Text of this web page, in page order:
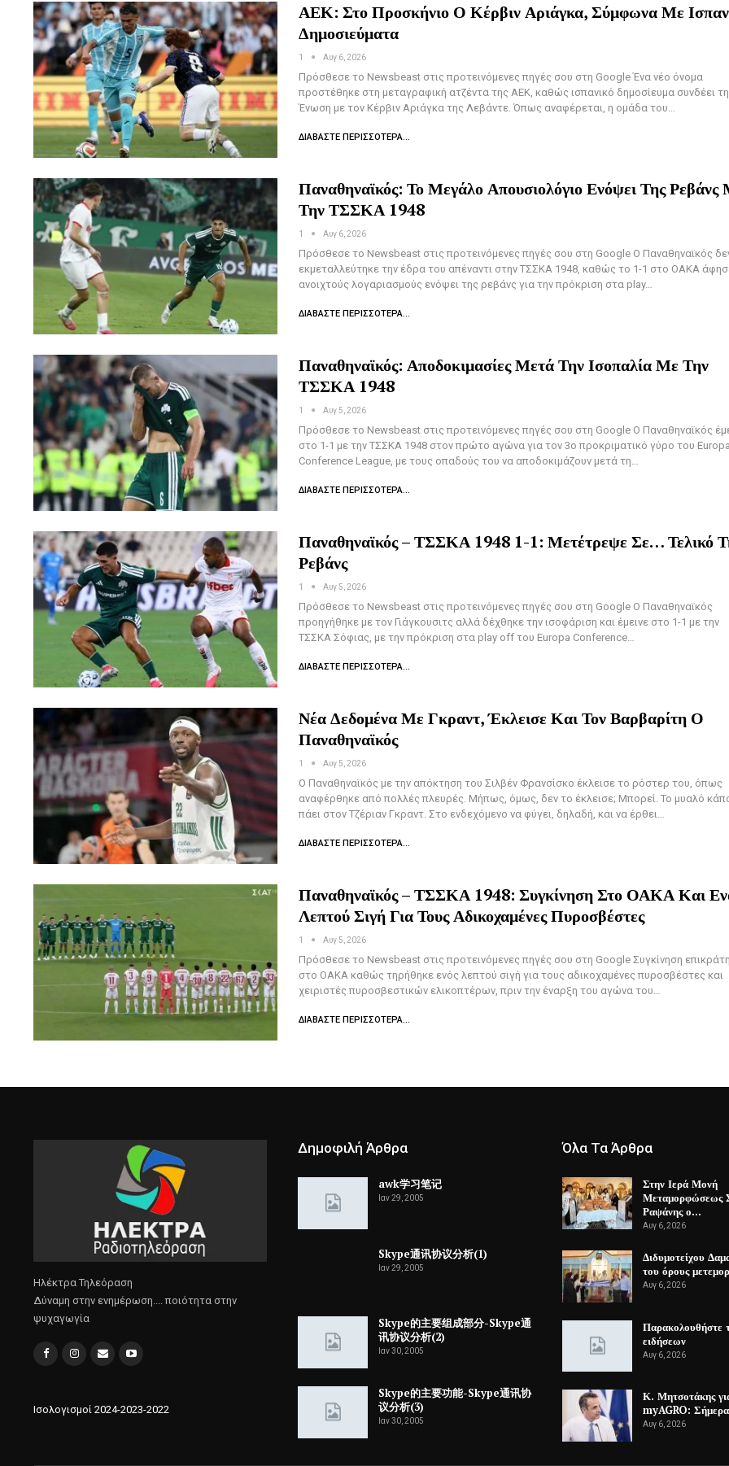
ΑΕΚ: Στο Προσκήνιο Ο Κέρβιν Αριάγκα, Σύμφωνα Με
Δημοσιεύματα
1 Αυγ 6, 2026
Πρόσθεσε το Newsbeast στις προτεινόμενες πηγές σου στη Google Ένα νέο όνομα
προστέθηκε στη μεταγραφική ατζέντα της ΑΕΚ, καθώς ισπανικό δημοσίευμα συνδέει
Ένωση με τον Κέρβιν Αριάγκα της Λεβάντε. Όπως αναφέρεται, η ομάδα του…
ΔΙΑΒΆΣΤΕ ΠΕΡΙΣΣΌΤΕΡΑ...
Παναθηναϊκός: Το Μεγάλο Απουσιολόγιο Ενόψει Της Ρεβάνς
Την ΤΣΣΚΑ 1948
1 Αυγ 6, 2026
Πρόσθεσε το Newsbeast στις προτεινόμενες πηγές σου στη Google Ο Παναθηναϊκός
εκμεταλλεύτηκε την έδρα του απέναντι στην ΤΣΣΚΑ 1948, καθώς το 1-1 στο ΟΑΚΑ
ανοιχτούς λογαριασμούς ενόψει της ρεβάνς για την πρόκριση στα play…
ΔΙΑΒΆΣΤΕ ΠΕΡΙΣΣΌΤΕΡΑ...
Παναθηναϊκός: Αποδοκιμασίες Μετά Την Ισοπαλία Με Την
ΤΣΣΚΑ 1948
1 Αυγ 5, 2026
Πρόσθεσε το Newsbeast στις προτεινόμενες πηγές σου στη Google Ο Παναθηναϊκός
στο 1-1 με την ΤΣΣΚΑ 1948 στον πρώτο αγώνα για τον 3ο προκριματικό γύρο του Europa
Conference League, με τους οπαδούς του να αποδοκιμάζουν μετά τη…
ΔΙΑΒΆΣΤΕ ΠΕΡΙΣΣΌΤΕΡΑ...
Παναθηναϊκός – ΤΣΣΚΑ 1948 1-1: Μετέτρεψε Σε… Τελικό
Ρεβάνς
1 Αυγ 5, 2026
Πρόσθεσε το Newsbeast στις προτεινόμενες πηγές σου στη Google Ο Παναθηναϊκός
προηγήθηκε με τον Γιάγκουσιτς αλλά δέχθηκε την ισοφάριση και έμεινε στο 1-1 με την
ΤΣΣΚΑ Σόφιας, με την πρόκριση στα play off του Europa Conference…
ΔΙΑΒΆΣΤΕ ΠΕΡΙΣΣΌΤΕΡΑ...
Νέα Δεδομένα Με Γκραντ, Έκλεισε Και Τον Βαρβαρίτη Ο
Παναθηναϊκός
1 Αυγ 5, 2026
Ο Παναθηναϊκός με την απόκτηση του Σιλβέν Φρανσίσκο έκλεισε το ρόστερ του, όπως
αναφέρθηκε από πολλές πλευρές. Μήπως, όμως, δεν το έκλεισε; Μπορεί. Το μυαλό
πάει στον Τζέριαν Γκραντ. Στο ενδεχόμενο να φύγει, δηλαδή, και να έρθει…
ΔΙΑΒΆΣΤΕ ΠΕΡΙΣΣΌΤΕΡΑ...
Παναθηναϊκός – ΤΣΣΚΑ 1948: Συγκίνηση Στο ΟΑΚΑ Και
Λεπτού Σιγή Για Τους Αδικοχαμένες Πυροσβέστες
1 Αυγ 5, 2026
Πρόσθεσε το Newsbeast στις προτεινόμενες πηγές σου στη Google Συγκίνηση
στο ΟΑΚΑ καθώς τηρήθηκε ενός λεπτού σιγή για τους αδικοχαμένες πυροσβέστες και
χειριστές πυροσβεστικών ελικοπτέρων, πριν την έναρξη του αγώνα του…
ΔΙΑΒΆΣΤΕ ΠΕΡΙΣΣΌΤΕΡΑ...
Ηλέκτρα Τηλεόραση
Δύναμη στην ενημέρωση.... ποιότητα στην
ψυχαγωγία
Ισολογισμοί 2024-2023-2022
Δημοφιλή Άρθρα
awk学习笔记
Ιαν 29, 2005
Skype通讯协议分析(1)
Ιαν 29, 2005
Skype的主要组成部分-Skype通
讯协议分析(2)
Ιαν 30, 2005
Skype的主要功能-Skype通讯协
议分析(3)
Ιαν 30, 2005
Όλα Τα Άρθρα
Στην Ιερά Μονή
Μεταμορφώσεως
Ραψάνης ο…
Αυγ 6, 2026
Διδυμοτείχου
του όρους
Αυγ 6, 2026
Παρακολουθήστε
ειδήσεων
Αυγ 6, 2026
Κ. Μητσοτάκης
myAGRO: Σήμερα
Αυγ 6, 2026